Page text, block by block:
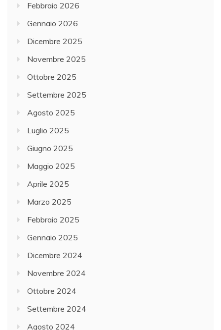
Febbraio 2026
Gennaio 2026
Dicembre 2025
Novembre 2025
Ottobre 2025
Settembre 2025
Agosto 2025
Luglio 2025
Giugno 2025
Maggio 2025
Aprile 2025
Marzo 2025
Febbraio 2025
Gennaio 2025
Dicembre 2024
Novembre 2024
Ottobre 2024
Settembre 2024
Agosto 2024